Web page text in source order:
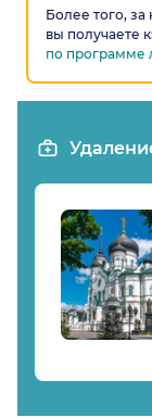
Более того,
вы получаете
по программе